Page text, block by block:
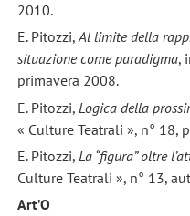
2010.
E. Pitozzi,Al limite della
situazione come paradigma,
primavera 2008.
E. Pitozzi, Logica della
« Culture Teatrali », n° 18,
E. Pitozzi, La “figura” oltre
Culture Teatrali », n° 13,
Art’O